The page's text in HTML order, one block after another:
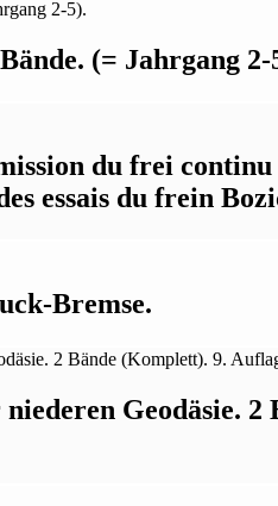
(= Jahrgang 2-
du frei
essais du frein
Bremse.
Geodäsie. 2